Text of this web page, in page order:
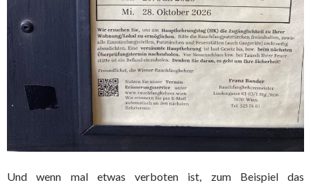
Und wenn mal etwas verboten ist, zum Beispiel das